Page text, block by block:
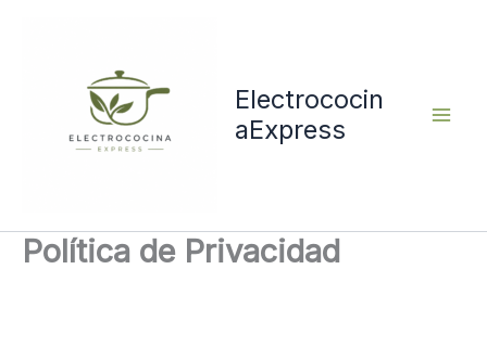
Electrococin
aExpress
Política de Privacidad